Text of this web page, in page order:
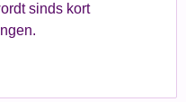
sinds kort